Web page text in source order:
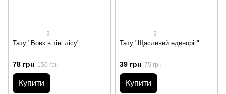
3
Тату "Вовк в тіні лісу"
78 грн 150 грн
Купити
3
Тату "Щасливий единоріг"
39 грн 75 грн
Купити